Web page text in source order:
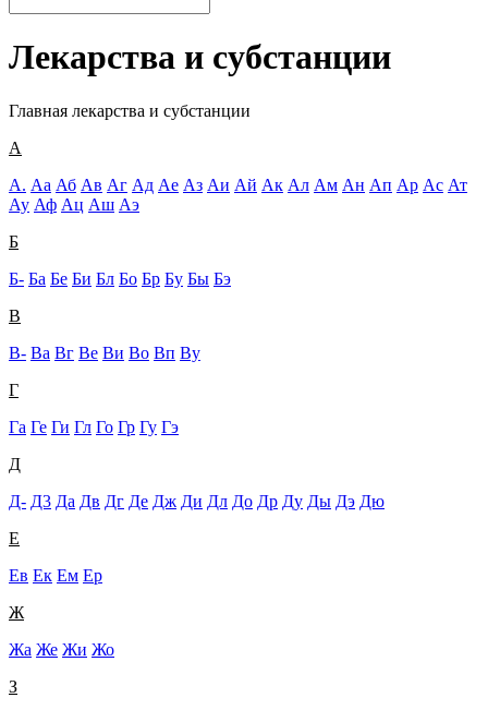
Лекарства и субстанции
Главная лекарства и субстанции
А
А. Аа Аб Ав Аг Ад Ае Аз Аи Ай Ак Ал Ам Ан Ап Ар Ас Ат
Ау Аф Ац Аш Аэ
Б
Б- Ба Бе Би Бл Бо Бр Бу Бы Бэ
В
В- Ва Вг Ве Ви Во Вп Ву
Г
Га Ге Ги Гл Го Гр Гу Гэ
Д
Д- Д3 Да Дв Дг Де Дж Ди Дл До Др Ду Ды Дэ Дю
Е
Ев Ек Ем Ер
Ж
Жа Же Жи Жо
З